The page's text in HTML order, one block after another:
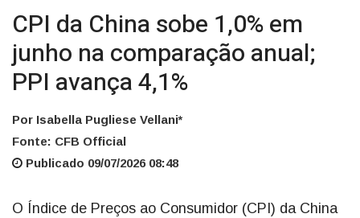
CPI da China sobe 1,0% em
junho na comparação anual;
PPI avança 4,1%
Por Isabella Pugliese Vellani*
Fonte: CFB Official
Publicado 09/07/2026 08:48
O Índice de Preços ao Consumidor (CPI) da China